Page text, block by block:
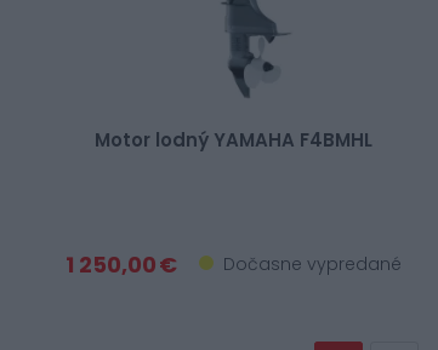
Motor lodný YAMAHA F4BMHL
1 250,00 € Dočasne vypredané